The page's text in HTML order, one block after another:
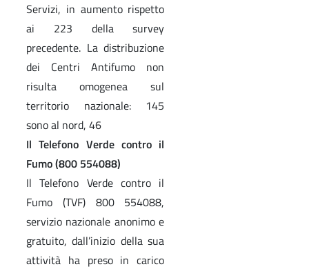
Servizi, in aumento rispetto
ai 223 della survey
precedente. La distribuzione
dei Centri Antifumo non
risulta omogenea sul
territorio nazionale: 145
sono al nord, 46
Il Telefono Verde contro il
Fumo (800 554088)
Il Telefono Verde contro il
Fumo (TVF) 800 554088,
servizio nazionale anonimo e
gratuito, dall’inizio della sua
attività ha preso in carico